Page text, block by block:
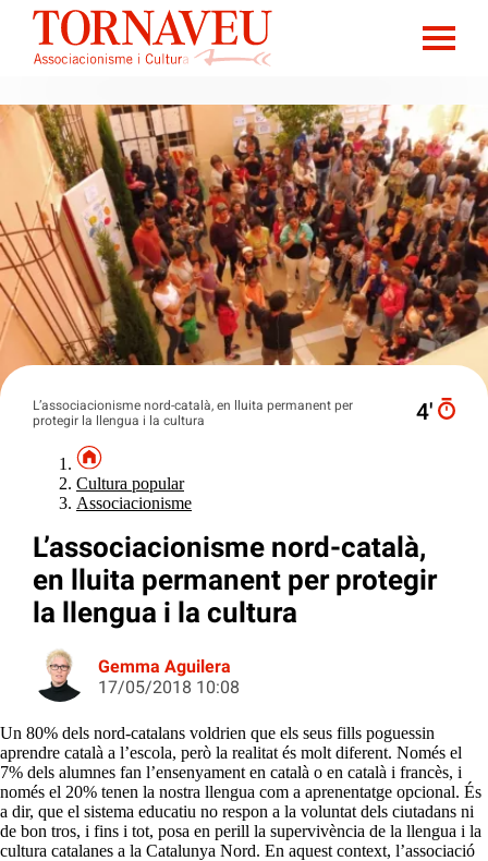
L’associacionisme nord-català, en lluita permanent per
protegir la llengua i la cultura
4′
Cultura popular
Associacionisme
L’associacionisme nord-català,
en lluita permanent per protegir
la llengua i la cultura
Gemma Aguilera
17/05/2018 10:08
Un 80% dels nord-catalans voldrien que els seus fills poguessin
aprendre català a l’escola, però la realitat és molt diferent. Només el
7% dels alumnes fan l’ensenyament en català o en català i francès, i
només el 20% tenen la nostra llengua com a aprenentatge opcional. És
a dir, que el sistema educatiu no respon a la voluntat dels ciutadans ni
de bon tros, i fins i tot, posa en perill la supervivència de la llengua i la
cultura catalanes a la Catalunya Nord. En aquest context, l’associació